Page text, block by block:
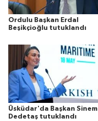
Ordulu Başkan Erdal
Beşikçioğlu tutuklandı
Üsküdar'da Başkan Sinem
Dedetaş tutuklandı